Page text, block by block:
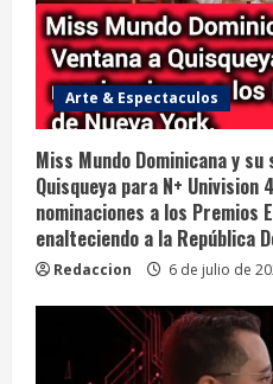
Arte & Espectaculos
Miss Mundo Dominicana y
Quisqueya para N+ Univision
nominaciones a los Premios
enalteciendo a la República
Redaccion 6 de julio de